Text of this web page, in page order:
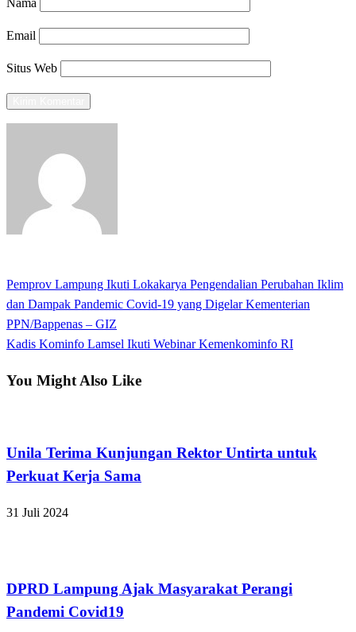
Email
Situs Web
Navigasi
pos
Previous
Post
Pemprov Lampung Ikuti Lokakarya Pengendalian Perubahan Iklim
dan Dampak Pandemic Covid-19 yang Digelar Kementerian
PPN/Bappenas – GIZ
Next
Kadis Kominfo Lamsel Ikuti Webinar Kemenkominfo RI
You Might Also Like
Unila Terima Kunjungan Rektor Untirta untuk
Perkuat Kerja Sama
31 Juli 2024
DPRD Lampung Ajak Masyarakat Perangi
Pandemi Covid19